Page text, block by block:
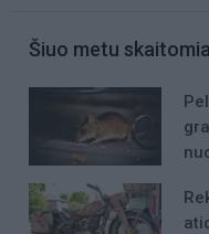
Šiuo metu